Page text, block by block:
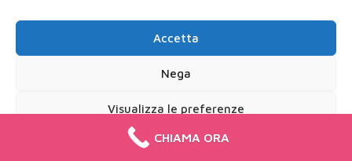
Accetta
Nega
Visualizza le preferenze
Cookie PolicyPrivacy Policy
CHIAMA ORA